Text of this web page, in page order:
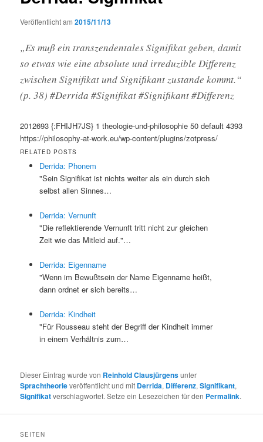
Veröffentlicht am2015/11/13
„Es muß ein transzendentales Signifikat geben, damit
so etwas wie eine absolute und irreduzible Differenz
zwischen Signifikat und Signifikant zustande kommt.“
(p. 38) #Derrida #Signifikat #Signifikant #Differenz
2012693 {:FHIJH7JS} 1 theologie-und-philosophie 50 default 4393
https://philosophy-at-work.eu/wp-content/plugins/zotpress/
RELATED POSTS
Derrida: Phonem
"Sein Signifikat ist nichts weiter als ein durch sich
selbst allen Sinnes…
Derrida: Vernunft
"Die reflektierende Vernunft tritt nicht zur gleichen
Zeit wie das Mitleid auf."…
Derrida: Eigenname
"Wenn im Bewußtsein der Name Eigenname heißt,
dann ordnet er sich bereits…
Derrida: Kindheit
"Für Rousseau steht der Begriff der Kindheit immer
in einem Verhältnis zum…
Dieser Eintrag wurde von Reinhold Clausjürgensunter
Sprachtheorieveröffentlicht und mit Derrida, Differenz,Signifikant,
Signifikatverschlagwortet. Setze ein Lesezeichen für den Permalink.
SEITEN